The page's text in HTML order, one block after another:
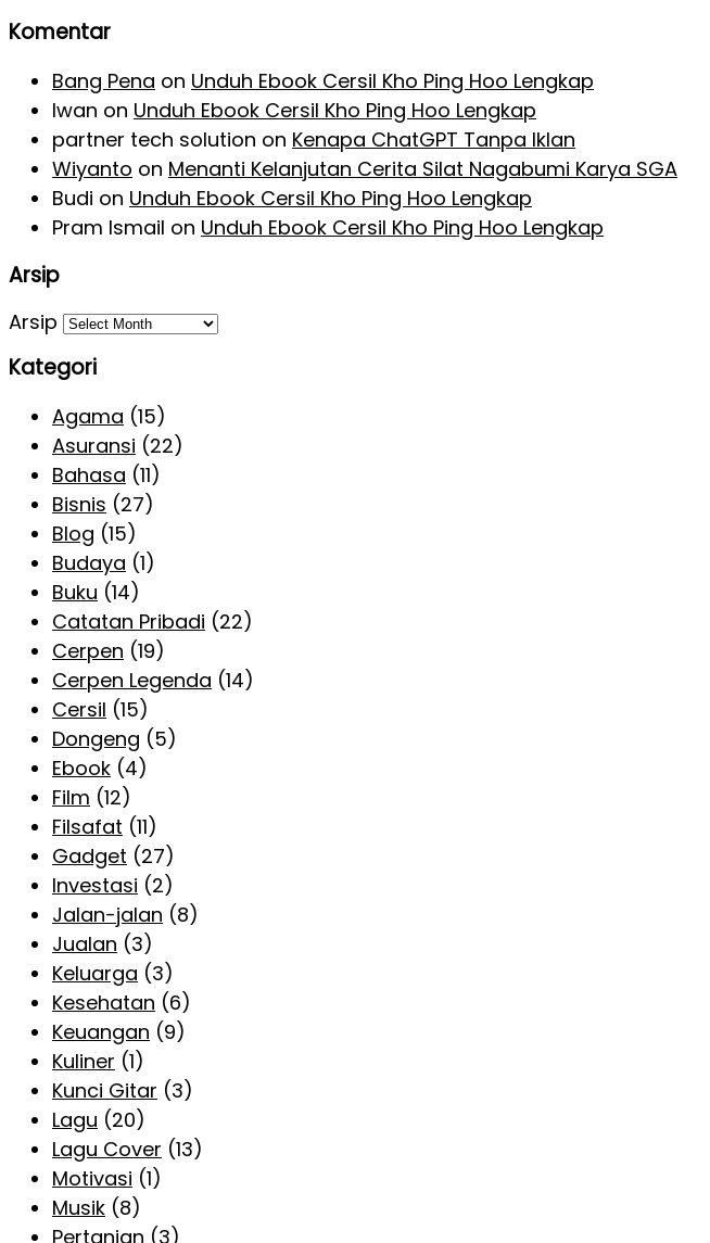
Komentar
Bang Pena on Unduh Ebook Cersil Kho Ping Hoo Lengkap
Iwan on Unduh Ebook Cersil Kho Ping Hoo Lengkap
partner tech solution on Kenapa ChatGPT Tanpa Iklan
Wiyanto on Menanti Kelanjutan Cerita Silat Nagabumi Karya SGA
Budi on Unduh Ebook Cersil Kho Ping Hoo Lengkap
Pram Ismail on Unduh Ebook Cersil Kho Ping Hoo Lengkap
Arsip
Arsip
Kategori
Agama (15)
Asuransi (22)
Bahasa (11)
Bisnis (27)
Blog (15)
Budaya (1)
Buku (14)
Catatan Pribadi (22)
Cerpen (19)
Cerpen Legenda (14)
Cersil (15)
Dongeng (5)
Ebook (4)
Film (12)
Filsafat (11)
Gadget (27)
Investasi (2)
Jalan-jalan (8)
Jualan (3)
Keluarga (3)
Kesehatan (6)
Keuangan (9)
Kuliner (1)
Kunci Gitar (3)
Lagu (20)
Lagu Cover (13)
Motivasi (1)
Musik (8)
Pertanian (3)